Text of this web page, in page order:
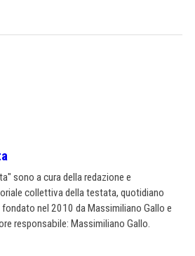
sono a cura della redazione e
collettiva della testata, quotidiano
nel 2010 da Massimiliano Gallo e
responsabile: Massimiliano Gallo.